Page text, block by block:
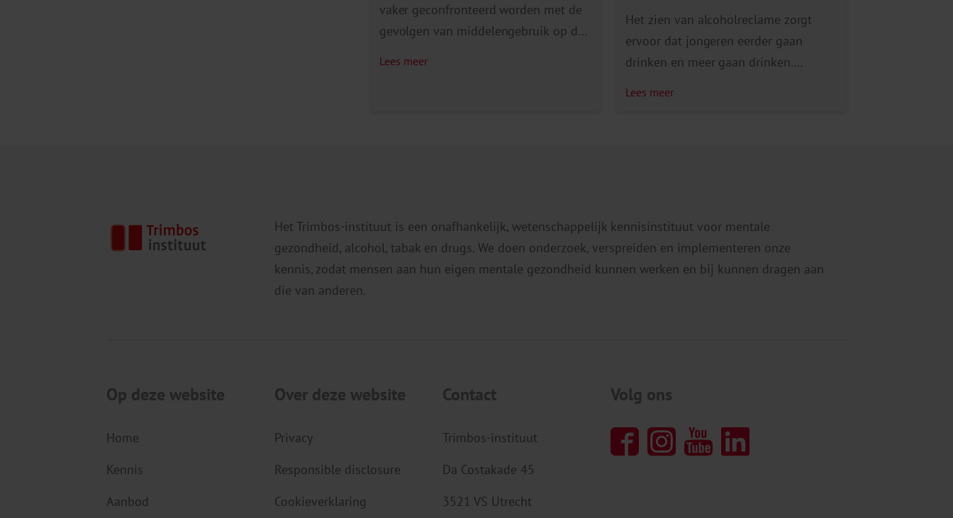
vaker geconfronteerd worden met de
gevolgen van middelengebruik op de
reputatieschade. En aangezien een
bedrijf een afspiegeling is van […]
Lees meer
Het zien van alcoholreclame zorgt
ervoor dat jongeren eerder gaan
drinken en meer gaan drinken.
dringen. Een lokaal verbod […]
Lees meer
Het Trimbos-instituut is een onafhankelijk, wetenschappelijk kennisinstituut voor mentale
gezondheid, alcohol, tabak en drugs. We doen onderzoek, verspreiden en implementeren onze
kennis, zodat mensen aan hun eigen mentale gezondheid kunnen werken en bij kunnen dragen aan
die van anderen.
Op deze website
Home
Kennis
Aanbod
Over deze website
Privacy
Responsible disclosure
Cookieverklaring
Contact
Trimbos-instituut
Da Costakade 45
3521 VS Utrecht
Volg ons